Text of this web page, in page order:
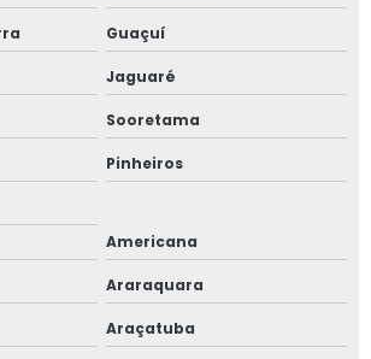
industrial
por m2
de comissionamento de relés
nr10
elétrico
Guaçuí
Jaguaré
Sooretama
Pinheiros
Americana
Araraquara
Araçatuba